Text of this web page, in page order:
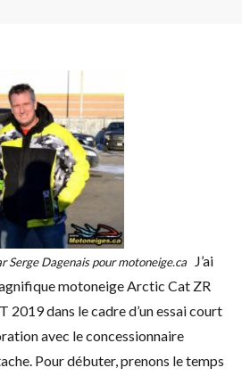
Serge Dagenais pour motoneige.ca J’ai
motoneige Arctic Cat ZR
dans le cadre d’un essai court
avec le concessionnaire
Pour débuter, prenons le temps